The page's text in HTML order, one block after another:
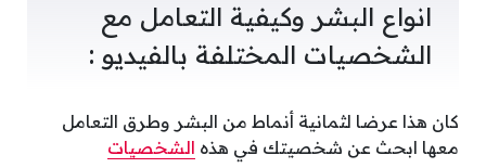
انواع البشر وكيفية التعامل مع
الشخصيات المختلفة بالفيديو :
كان هذا عرضا لثمانية أنماط من البشر وطرق التعامل
معها ابحث عن شخصيتك في هذه الشخصيات